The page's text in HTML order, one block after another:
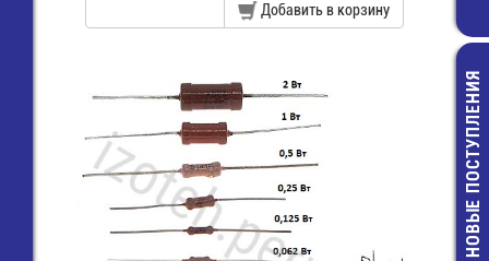
236-100
крышка
НОВЫЕ ПОСТУПЛЕНИЯ
Добавить в корзину